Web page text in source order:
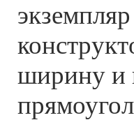
ширину и